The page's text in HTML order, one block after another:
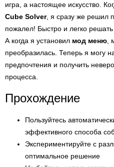
игра, а настоящее искусство.
Cube Solver, я сразу же решил
пожалел! Быстро и легко
А когда я установил мод меню ,
преобразилась. Теперь я могу
предпочтения и получить
процесса.
Прохождение
Пользуйтесь
эффективного способа
Экспериментируйте с
оптимальное решение